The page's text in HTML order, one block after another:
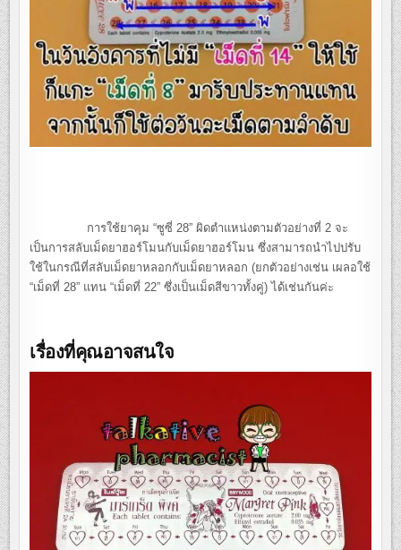
การใช้ยาคุม “ซูซี่ 28” ผิดตำแหน่งตามตัวอย่างที่ 2 จะ
เป็นการสลับเม็ดยาฮอร์โมนกับเม็ดยาฮอร์โมน ซึ่งสามารถนำไปปรับ
ใช้ในกรณีที่สลับเม็ดยาหลอกกับเม็ดยาหลอก (ยกตัวอย่างเช่น เผลอใช้
“เม็ดที่ 28” แทน “เม็ดที่ 22” ซึ่งเป็นเม็ดสีขาวทั้งคู่) ได้เช่นกันค่ะ
เรื่องที่คุณอาจสนใจ